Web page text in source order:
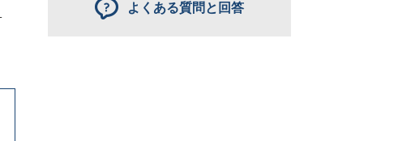
よくある質問と回答